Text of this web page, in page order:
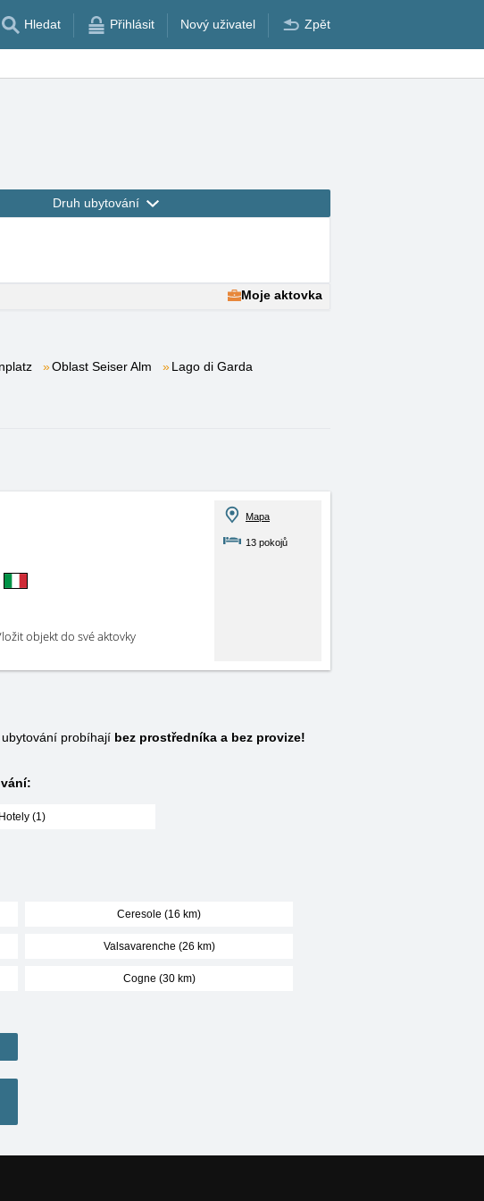
Hledat Přihlásit Nový uživatel Zpět
Druh ubytování
Moje aktovka
Oblast Seiser Alm
Lago di Garda
objekt do své aktovky
Mapa
13 pokojů
probíhají bez prostředníka a bez provize!
Hotely (1)
Ceresole (16 km)
Valsavarenche (26 km)
Cogne (30 km)